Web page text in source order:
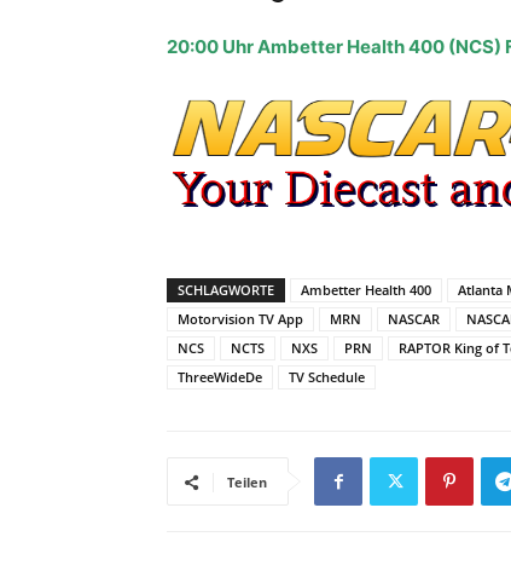
20:00 Uhr Ambetter Health 400 (NCS)
SCHLAGWORTE Ambetter Health 400 Atlanta
Motorvision TV App
MRN NASCAR
NCS
NCTS NXS PRN RAPTOR King of
ThreeWideDe
TV Schedule
Teilen